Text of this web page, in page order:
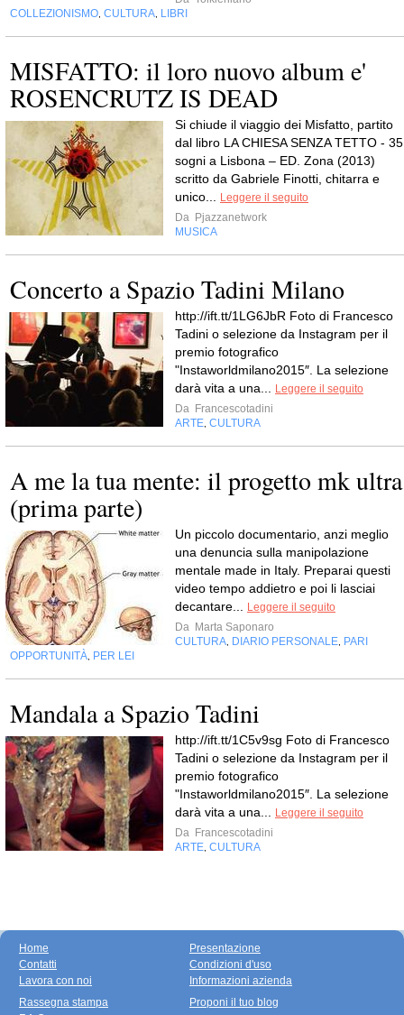
COLLEZIONISMO CULTURA LIBRI
MISFATTO: il loro nuovo album e'
ROSENCRUTZ IS DEAD
Si chiude il viaggio dei Misfatto, partito
dal libro LA CHIESA SENZA TETTO - 35
sogni a Lisbona – ED. Zona (2013)
scritto da Gabriele Finotti, chitarra e
unico...
Leggere il seguito
Da Pjazzanetwork
MUSICA
Concerto a Spazio Tadini Milano
http://ift.tt/1LG6JbR Foto di Francesco
Tadini o selezione da Instagram per il
premio fotografico
"Instaworldmilano2015″. La selezione
darà vita a una...
Leggere il seguito
Da Francescotadini
ARTE CULTURA
A me la tua mente: il progetto mk ultra
(prima parte)
Un piccolo documentario, anzi meglio
una denuncia sulla manipolazione
mentale made in Italy. Preparai questi
video tempo addietro e poi li lasciai
decantare...
Leggere il seguito
Da Marta Saponaro
CULTURA DIARIO PERSONALE PARI
OPPORTUNITÀ PER LEI
Mandala a Spazio Tadini
http://ift.tt/1C5v9sg Foto di Francesco
Tadini o selezione da Instagram per il
premio fotografico
"Instaworldmilano2015″. La selezione
darà vita a una...
Leggere il seguito
Da Francescotadini
ARTE CULTURA
Home
Contatti
Lavora con noi
Presentazione
Condizioni d'uso
Informazioni azienda
Rassegna stampa
Proponi il tuo blog